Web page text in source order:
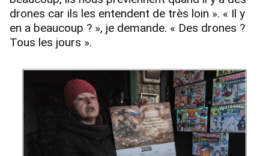
drones car ils les entendent de très loin ». « Il y
en a beaucoup ? », je demande. « Des drones ?
Tous les jours ».